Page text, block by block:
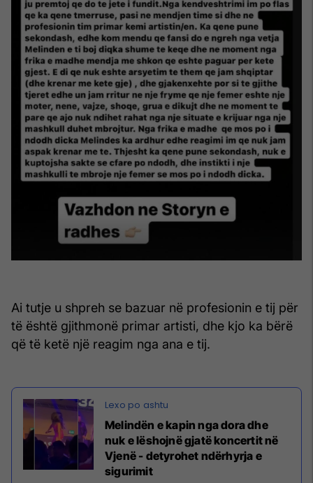
Ai tutje u shpreh se bazuar në profesionin e tij për
të është gjithmonë primar artisti, dhe kjo ka bërë
që të ketë një reagim nga ana e tij.
Melindën e kapin nga dora dhe
nuk e lëshojnë gjatë koncertit në
Vjenë - detyrohet ndërhyrja e
sigurimit